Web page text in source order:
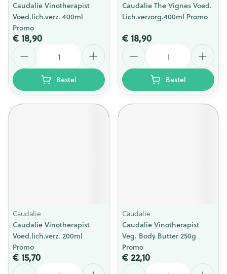
Caudalie Vinotherapist
Voed.lich.verz. 400ml
Promo
€ 18,90
Bestel
Caudalie The Vignes Voed.
Lich.verzorg.400ml Promo
€ 18,90
Bestel
Caudalie
Caudalie Vinotherapist
Voed.lich.verz. 200ml
Promo
€ 15,70
Caudalie
Caudalie Vinotherapist
Veg. Body Butter 250g
Promo
€ 22,10
Aantal